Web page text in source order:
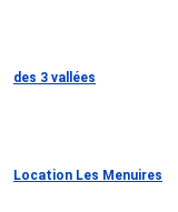
des 3 vallées
Location Les Menuires